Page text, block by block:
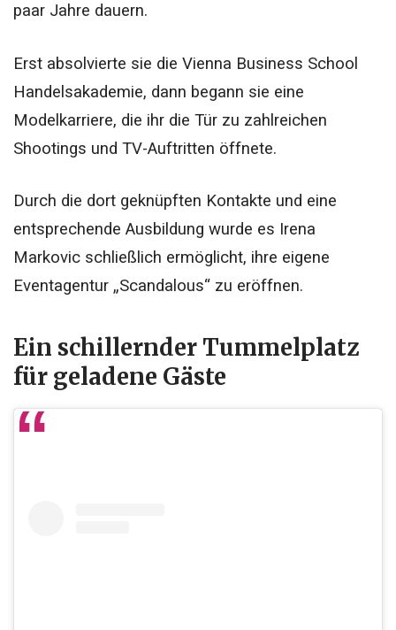
paar Jahre dauern.
Erst absolvierte sie die Vienna Business School
Handelsakademie, dann begann sie eine
Modelkarriere, die ihr die Tür zu zahlreichen
Shootings und TV-Auftritten öffnete.
Durch die dort geknüpften Kontakte und eine
entsprechende Ausbildung wurde es Irena
Markovic schließlich ermöglicht, ihre eigene
Eventagentur „Scandalous“ zu eröffnen.
Ein schillernder Tummelplatz
für geladene Gäste